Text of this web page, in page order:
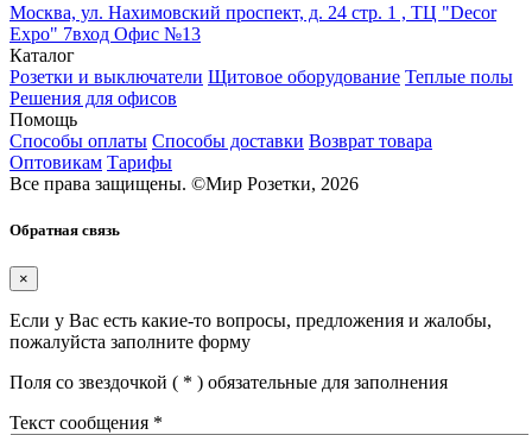
Москва, ул. Нахимовский проспект, д. 24 стр. 1 , ТЦ "Decor
Expo" 7вход Офис №13
Каталог
Розетки и выключатели Щитовое оборудование Теплые полы
Решения для офисов
Помощь
Способы оплаты Способы доставки Возврат товара
Оптовикам Тарифы
Все права защищены. ©Мир Розетки, 2026
Обратная связь
×
Если у Вас есть какие-то вопросы, предложения и жалобы,
пожалуйста заполните форму
Поля со звездочкой ( * ) обязательные для заполнения
Текст сообщения *